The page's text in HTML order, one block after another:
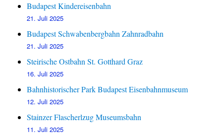
Budapest Kindereisenbahn
21. Juli 2025
Budapest Schwabenbergbahn Zahnradbahn
21. Juli 2025
Steirische Ostbahn St. Gotthard Graz
16. Juli 2025
Bahnhistorischer Park Budapest Eisenbahnmuseum
12. Juli 2025
Stainzer Flascherlzug Museumsbahn
11. Juli 2025